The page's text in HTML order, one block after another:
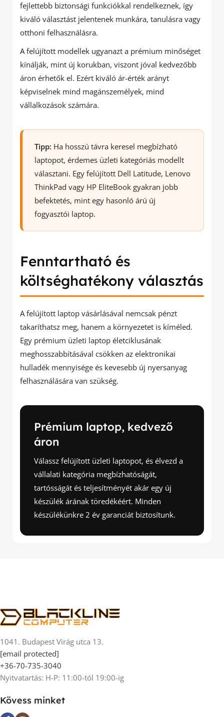
fejlettebb biztonsági funkciókkal rendelkeznek, így
kiváló választást jelentenek munkára, tanulásra vagy
otthoni felhasználásra.
A felújított modellek ugyanazt a prémium minőséget
kínálják, mint új korukban, viszont jóval kedvezőbb
áron érhetők el. Ezért kiváló ár-érték arányt
képviselnek mind magánszemélyek, mind
vállalkozások számára.
Tipp: Ha hosszú távra keresel megbízható
laptopot, érdemes üzleti kategóriás modellt
választani. Egy felújított Dell Latitude, Lenovo
ThinkPad vagy HP EliteBook gyakran jobb
befektetés, mint egy hasonló árú új
fogyasztói laptop.
Fenntartható és
költséghatékony választás
A felújított laptop vásárlásával nemcsak pénzt
takaríthatsz meg, hanem a környezetet is kíméled.
Egy prémium üzleti laptop életciklusának
meghosszabbításával csökken az elektronikai
hulladék mennyisége és kevesebb új nyersanyag
felhasználására van szükség.
Prémium laptop, kedvező
áron
Válassz felújított üzleti laptopot, és élvezd a
vállalati kategória megbízhatóságát,
tartósságát és teljesítményét akár egy új
készülék árának töredékéért. Minden
készülékünkre 2 év garanciát biztosítunk.
1041. Budapest Virág utca 13.
[email protected]
+36-70-735-3040
Nyitvatartás: H-P: 11:00-tól 19:00-ig
Kövess minket